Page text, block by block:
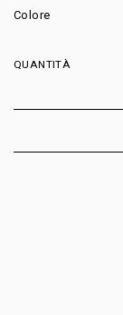
Colore
QUANTITÀ